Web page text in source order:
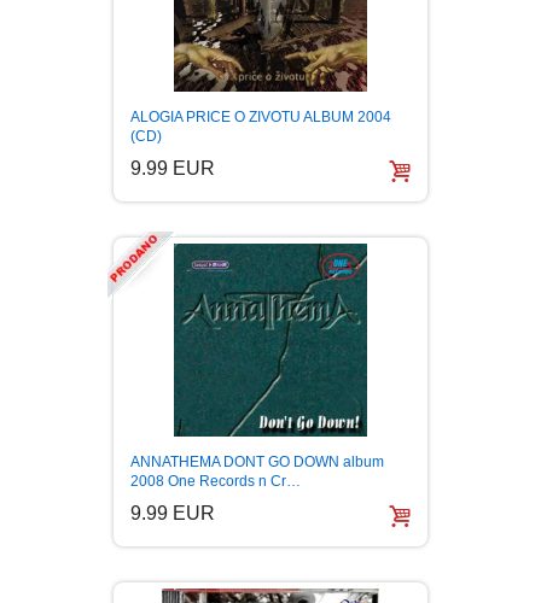
ALOGIA PRICE O ZIVOTU ALBUM 2004
(CD)
9.99 EUR
ANNATHEMA DONT GO DOWN album
2008 One Records n Cr…
9.99 EUR